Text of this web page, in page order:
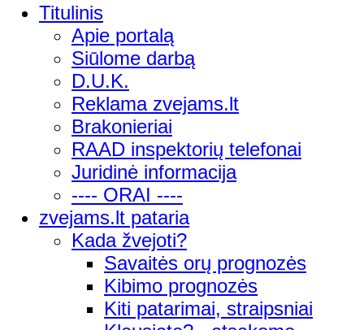
Titulinis
Apie portalą
Siūlome darbą
D.U.K.
Reklama zvejams.lt
Brakonieriai
RAAD inspektorių telefonai
Juridinė informacija
---- ORAI ----
zvejams.lt pataria
Kada žvejoti?
Savaitės orų prognozės
Kibimo prognozės
Kiti patarimai, straipsniai